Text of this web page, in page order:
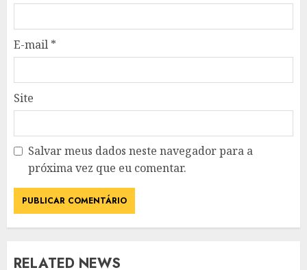
E-mail *
Site
Salvar meus dados neste navegador para a
próxima vez que eu comentar.
RELATED NEWS